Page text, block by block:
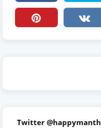
Twitter @happymanth